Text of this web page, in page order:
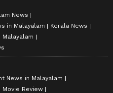
News
in Malayalam
Kerala News
News in Malayalam
Movie Review